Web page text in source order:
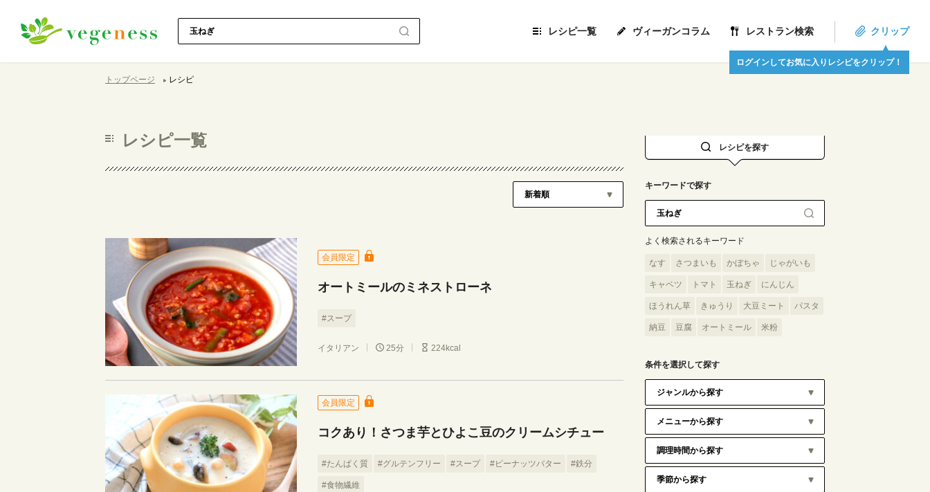
レシピ一覧 ヴィーガンコラム レストラン検索 クリップ
ログインしてお気に入りレシピをクリップ！
トップページ
レシピ
レシピ一覧
会員限定
オートミールのミネストローネ
#スープ
イタリアン 25分 224kcal
会員限定
コクあり！さつま芋とひよこ豆のクリームシチュー
#たんぱく質 #グルテンフリー #スープ #ピーナッツバター #鉄分
#食物繊維
レシピを探す
キーワードで探す
よく検索されるキーワード
なす さつまいも かぼちゃ じゃがいも
キャベツ トマト 玉ねぎ にんじん
ほうれん草 きゅうり 大豆ミート パスタ
納豆 豆腐 オートミール 米粉
条件を選択して探す